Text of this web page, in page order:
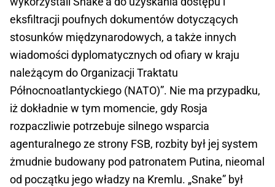
eksfiltracji poufnych dokumentów dotyczących
stosunków międzynarodowych, a także innych
wiadomości dyplomatycznych od ofiary w kraju
należącym do Organizacji Traktatu
Północnoatlantyckiego (NATO)”. Nie ma przypadku,
iż dokładnie w tym momencie, gdy Rosja
rozpaczliwie potrzebuje silnego wsparcia
agenturalnego ze strony FSB, rozbity był jej system
żmudnie budowany pod patronatem Putina, nieomal
od początku jego władzy na Kremlu. „Snake” był